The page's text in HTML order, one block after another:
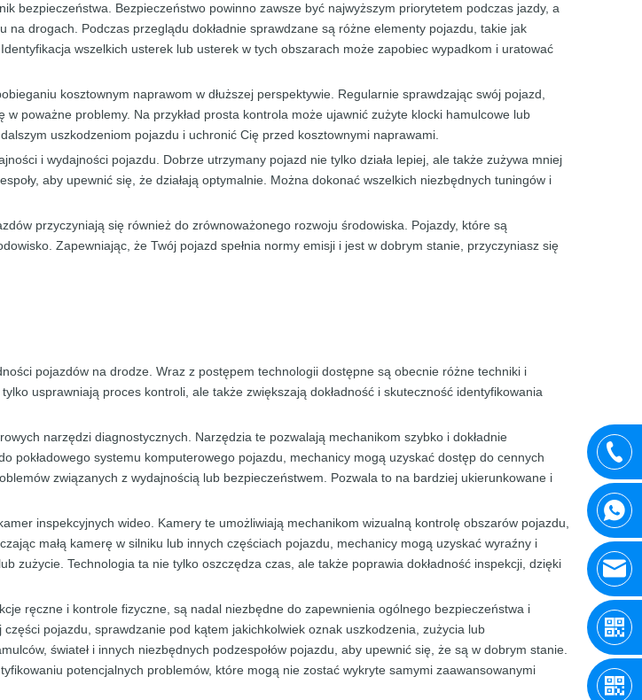
bezpieczeństwa. Bezpieczeństwo powinno zawsze być najwyższym priorytetem podczas jazdy, a
drogach. Podczas przeglądu dokładnie sprawdzane są różne elementy pojazdu, takie jak
wszelkich usterek lub usterek w tych obszarach może zapobiec wypadkom i uratować
kosztownym naprawom w dłuższej perspektywie. Regularnie sprawdzając swój pojazd,
poważne problemy. Na przykład prosta kontrola może ujawnić zużyte klocki hamulcowe lub
uszkodzeniom pojazdu i uchronić Cię przed kosztownymi naprawami.
i wydajności pojazdu. Dobrze utrzymany pojazd nie tylko działa lepiej, ale także zużywa mniej
aby upewnić się, że działają optymalnie. Można dokonać wszelkich niezbędnych tuningów i
przyczyniają się również do zrównoważonego rozwoju środowiska. Pojazdy, które są
Zapewniając, że Twój pojazd spełnia normy emisji i jest w dobrym stanie, przyczyniasz się
pojazdów na drodze. Wraz z postępem technologii dostępne są obecnie różne techniki i
usprawniają proces kontroli, ale także zwiększają dokładność i skuteczność identyfikowania
narzędzi diagnostycznych. Narzędzia te pozwalają mechanikom szybko i dokładnie
pokładowego systemu komputerowego pojazdu, mechanicy mogą uzyskać dostęp do cennych
związanych z wydajnością lub bezpieczeństwem. Pozwala to na bardziej ukierunkowane i
inspekcyjnych wideo. Kamery te umożliwiają mechanikom wizualną kontrolę obszarów pojazdu,
małą kamerę w silniku lub innych częściach pojazdu, mechanicy mogą uzyskać wyraźny i
zużycie. Technologia ta nie tylko oszczędza czas, ale także poprawia dokładność inspekcji, dzięki
ręczne i kontrole fizyczne, są nadal niezbędne do zapewnienia ogólnego bezpieczeństwa i
pojazdu, sprawdzanie pod kątem jakichkolwiek oznak uszkodzenia, zużycia lub
świateł i innych niezbędnych podzespołów pojazdu, aby upewnić się, że są w dobrym stanie.
potencjalnych problemów, które mogą nie zostać wykryte samymi zaawansowanymi